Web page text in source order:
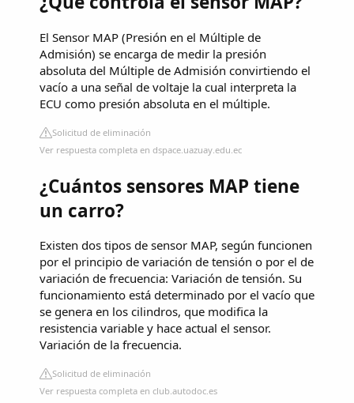
El Sensor MAP (Presión en el Múltiple de
Admisión) se encarga de medir la presión
absoluta del Múltiple de Admisión convirtiendo el
vacío a una señal de voltaje la cual interpreta la
ECU como presión absoluta en el múltiple.
Solicitud de eliminación
Ver respuesta completa en dspace.uazuay.edu.ec
¿Cuántos sensores MAP tiene
un carro?
Existen dos tipos de sensor MAP, según funcionen
por el principio de variación de tensión o por el de
variación de frecuencia: Variación de tensión. Su
funcionamiento está determinado por el vacío que
se genera en los cilindros, que modifica la
resistencia variable y hace actual el sensor.
Variación de la frecuencia.
Solicitud de eliminación
Ver respuesta completa en club.autodoc.es